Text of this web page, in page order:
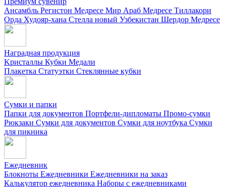
Ансамбль Регистон Медресе Мир Араб Медресе Тиллакори
Орда Худояр-хана Стелла новый Узбекистан Шердор Медресе
Наградная продукция
Kристаллы Кубки Медали
Плакетка Статуэтки Стеклянные кубки
Сумки и папки
Папки для документов Портфели-дипломаты Промо-сумки
Рюкзаки Сумки для документов Сумки для ноутбука Сумки
для пикника
Ежедневник
Блокноты Ежедневники Ежедневники на заказ
Калькулятор ежедневника Наборы с ежедневниками